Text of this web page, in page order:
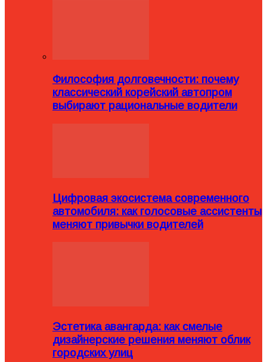
Философия долговечности: почему
классический корейский автопром
выбирают рациональные водители
Цифровая экосистема современного
автомобиля: как голосовые ассистенты
меняют привычки водителей
Эстетика авангарда: как смелые
дизайнерские решения меняют облик
городских улиц